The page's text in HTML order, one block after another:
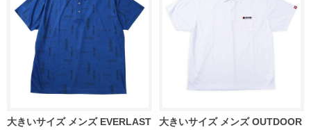
大きいサイズ メンズ EVERLAST
大きいサイズ メンズ OUTDOOR